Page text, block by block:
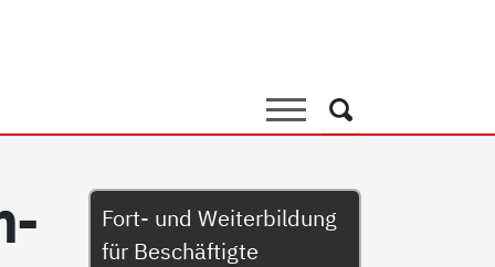
Suche
Suche
Untermenü
Fort- und Weiterbildung
für Beschäftigte